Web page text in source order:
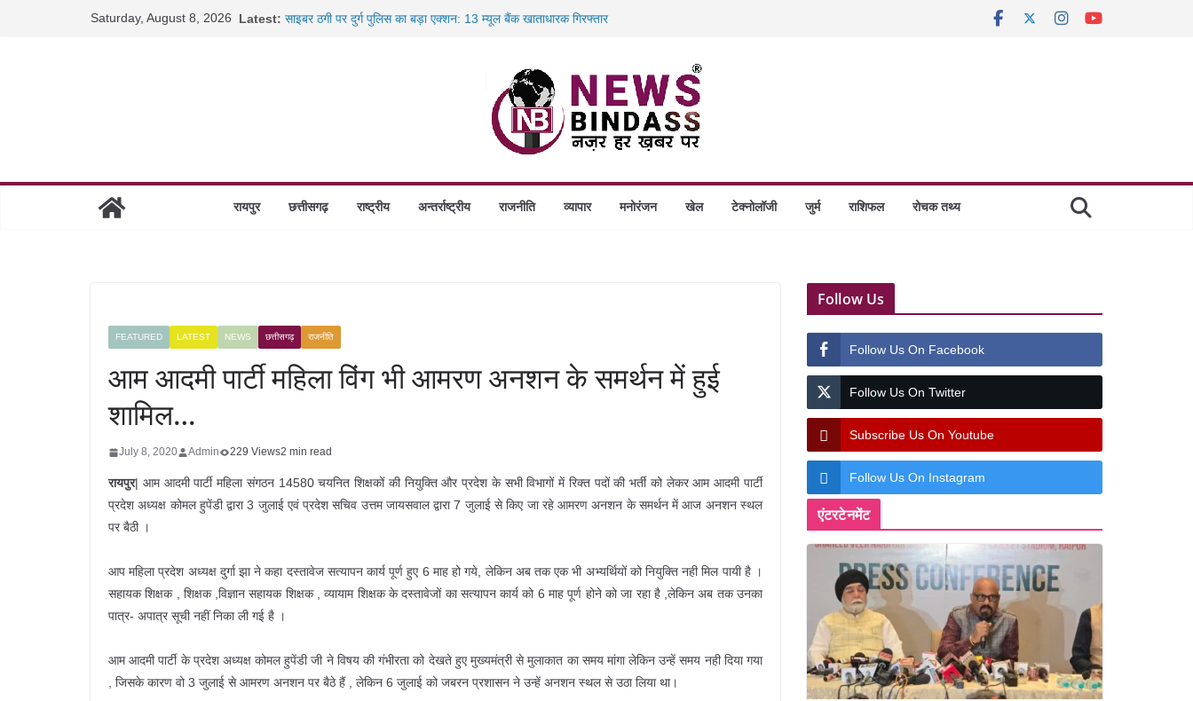
Saturday, August 8, 2026 Latest: साइबर ठगी पर दुर्ग पुलिस का बड़ा एक्शन: 13 म्यूल बैंक खाताधारक गिरफ्तार
रायपुर में कल्याण ज्वेलर्स में डकैती की साजिश नाकाम, दिल्ली-बिहार
छत्तीसगढ़ में 1460 गोधाम होंगे स्थापित, हर विकासखंड के 10 उत्कृष्ट गोठानों
रायपुर छत्तीसगढ़ राष्ट्रीय अन्तर्राष्ट्रीय राजनीति व्यापार मनोरंजन खेल टेक्नोलॉजी जुर्म राशिफल रोचक तथ्य
FEATURED LATEST NEWS छत्तीसगढ़ राजनीति
आम आदमी पार्टी महिला विंग भी आमरण अनशन के समर्थन में हुई
शामिल…
July 8, 2020 Admin 229 Views2 min read
रायपुर| आम आदमी पार्टी महिला संगठन 14580 चयनित शिक्षकों की नियुक्ति और प्रदेश के सभी विभागों में रिक्त पदों की भर्ती को लेकर आम आदमी पार्टी
प्रदेश अध्यक्ष कोमल हुपेंडी द्वारा 3 जुलाई एवं प्रदेश सचिव उत्तम जायसवाल द्वारा 7 जुलाई से किए जा रहे आमरण अनशन के समर्थन में आज अनशन स्थल
पर बैठी ।
आप महिला प्रदेश अध्यक्ष दुर्गा झा ने कहा दस्तावेज सत्यापन कार्य पूर्ण हुए 6 माह हो गये, लेकिन अब तक एक भी अभ्यर्थियों को नियुक्ति नही मिल पायी है ।
सहायक शिक्षक , शिक्षक ,विज्ञान सहायक शिक्षक , व्यायाम शिक्षक के दस्तावेजों का सत्यापन कार्य को 6 माह पूर्ण होने को जा रहा है ,लेकिन अब तक उनका
पात्र- अपात्र सूची नहीं निका ली गई है ।
आम आदमी पार्टी के प्रदेश अध्यक्ष कोमल हुपेंडी जी ने विषय की गंभीरता को देखते हुए मुख्यमंत्री से मुलाकात का समय मांगा लेकिन उन्हें समय नही दिया गया
, जिसके कारण वो 3 जुलाई से आमरण अनशन पर बैठे हैं , लेकिन 6 जुलाई को जबरन प्रशासन ने उन्हें अनशन स्थल से उठा लिया था।
Follow Us
Follow Us On Facebook
Follow Us On Twitter
Subscribe Us On Youtube
Follow Us On Instagram
एंटरटेनमेंट